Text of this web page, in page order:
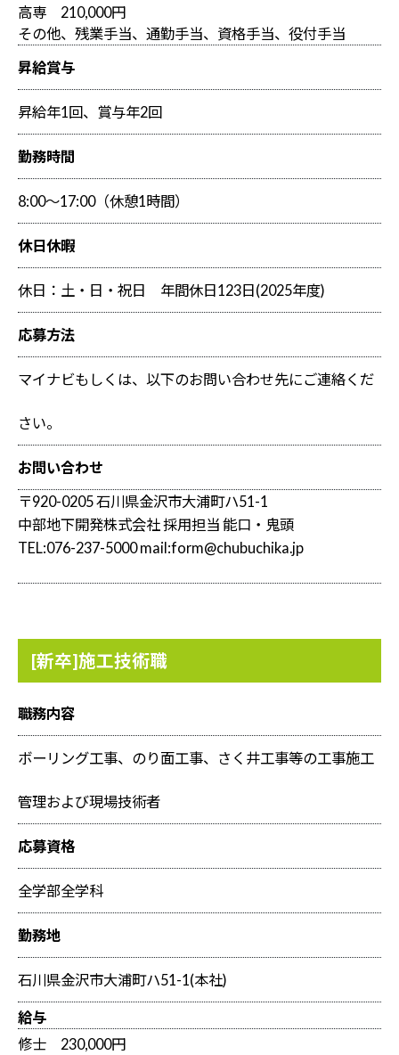
高専 210,000円
その他、残業手当、通勤手当、資格手当、役付手当
昇給賞与
昇給年1回、賞与年2回
勤務時間
8:00～17:00（休憩1時間）
休日休暇
休日：土・日・祝日 年間休日123日(2025年度)
応募方法
マイナビもしくは、以下のお問い合わせ先にご連絡くだ
さい。
お問い合わせ
〒920-0205 石川県金沢市大浦町ハ51-1
中部地下開発株式会社 採用担当 能口・鬼頭
TEL:076-237-5000 mail:form@chubuchika.jp
[新卒]施工技術職
職務内容
ボーリング工事、のり面工事、さく井工事等の工事施工
管理および現場技術者
応募資格
全学部全学科
勤務地
石川県金沢市大浦町ハ51-1(本社)
給与
修士 230,000円